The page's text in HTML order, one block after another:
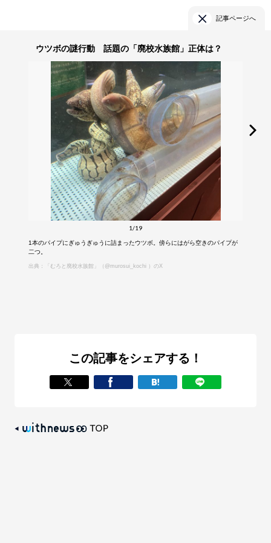
記事ページへ
ウツボの謎行動 話題の「廃校水族館」正体は？
1/19
1本のパイプにぎゅうぎゅうに詰まったウツボ。傍らにはがら空きのパイプが
二つ。
出典：「むろと廃校水族館」（@murosui_kochi ）のX
この記事をシェアする！